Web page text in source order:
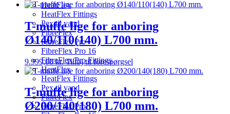
HeatFlex
HeatFlex Fittings
Pex til vand
FibreFlex
FibreFlex Pro
FibreFlex Pro 16
FibreFlex/Pro Fittings
HeatFlex
HeatFlex Fittings
Pex til vand
FibreFlex
FibreFlex Pro
T-muffe lige for anboring
Ø140/110(140) L700 mm.
9.999,00kr. Tilføj til forespørgsel
T-muffe lige for anboring
Ø200/140(180) L700 mm.